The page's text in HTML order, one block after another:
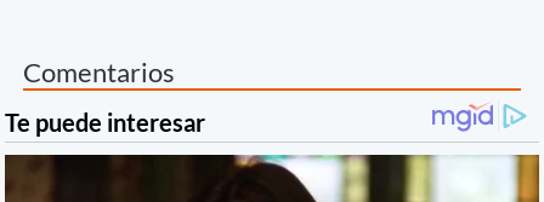
Comentarios